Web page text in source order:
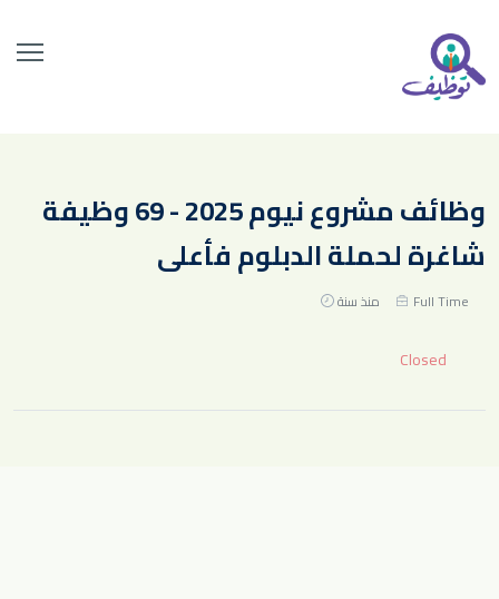
وظائف مشروع نيوم 2025 - 69 وظيفة
شاغرة لحملة الدبلوم فأعلى
Full Time منذ سنة
Closed